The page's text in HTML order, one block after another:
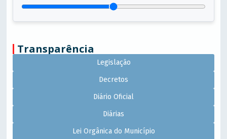
Transparência
Legislação
Decretos
Diário Oficial
Diárias
Lei Orgânica do Município